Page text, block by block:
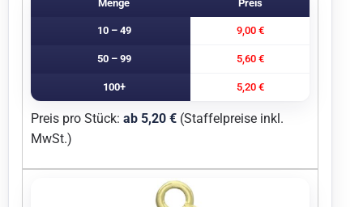
Menge Preis
10 – 49 9,00 €
50 – 99 5,60 €
100+ 5,20 €
Preis pro Stück: ab 5,20 € (Staffelpreise inkl.
MwSt.)